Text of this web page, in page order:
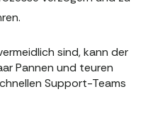
sind, kann der
Pannen und teuren
Support-Teams